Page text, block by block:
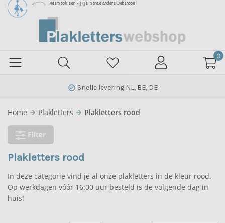
Neem ook een kijkje in onze andere webshops
0
check_circle_outline Snelle levering NL, BE, DE
Home arrow_forward Plakletters arrow_forward Plakletters rood
Filter
Plakletters rood
In deze categorie vind je al onze plakletters in de kleur rood.
Op werkdagen vóór 16:00 uur besteld is de volgende dag in
huis!